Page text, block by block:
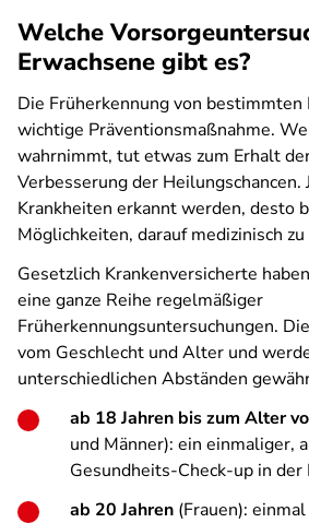
Welche
Erwachsene gibt es?
Die Früherkennung von
wichtige Präventionsmaßnahme.
wahrnimmt, tut etwas zum Erhalt
Verbesserung der Heilungschancen.
Krankheiten erkannt werden, desto
Möglichkeiten, darauf medizinisch
Gesetzlich Krankenversicherte
eine ganze Reihe regelmäßiger
Früherkennungsuntersuchungen.
vom Geschlecht und Alter und
unterschiedlichen Abständen
ab 18 Jahren bis zum Alter
und Männer): ein einmaliger,
Gesundheits-Check-up in der
ab 20 Jahren (Frauen):